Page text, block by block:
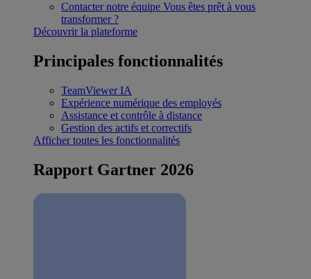
Contacter notre équipe Vous êtes prêt à vous
transformer ?
Découvrir la plateforme
Principales fonctionnalités
TeamViewer IA
Expérience numérique des employés
Assistance et contrôle à distance
Gestion des actifs et correctifs
Afficher toutes les fonctionnalités
Rapport Gartner 2026